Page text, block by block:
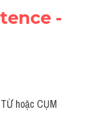
-
hoặc CỤM